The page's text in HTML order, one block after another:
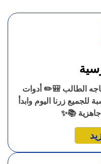
الطالب 🎒✏️ أدوات
للجميع زرنا اليوم وابدأ
📚✨